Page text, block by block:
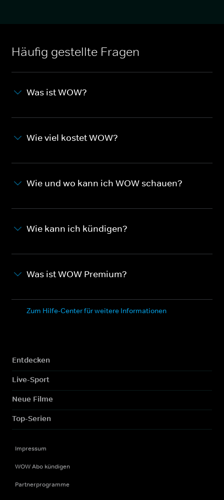
Häufig gestellte Fragen
Was ist WOW?
Wie viel kostet WOW?
Wie und wo kann ich WOW schauen?
Wie kann ich kündigen?
Was ist WOW Premium?
Zum Hilfe-Center für weitere Informationen
Entdecken
Live-Sport
Neue Filme
Top-Serien
Impressum
WOW Abo kündigen
Partnerprogramme